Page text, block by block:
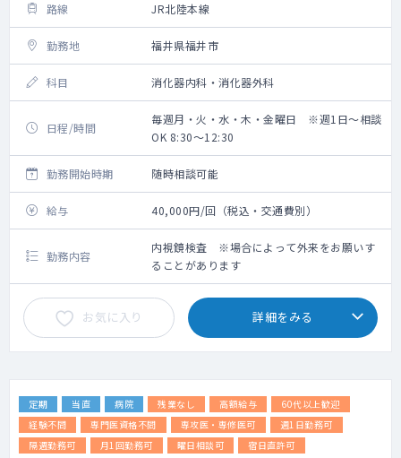
路線 JR北陸本線
勤務地 福井県福井市
科目 消化器内科・消化器外科
日程/時間
毎週月・火・水・木・金曜日 ※週1日～相談
OK 8:30～12:30
勤務開始時期 随時相談可能
給与 40,000円/回（税込・交通費別）
勤務内容
内視鏡検査 ※場合によって外来をお願いす
ることがあります
お気に入り 詳細をみる
定期 当直 病院 残業なし 高額給与
60代以上歓迎
経験不問
専門医資格不問 専攻医・専修医可
週1日勤務可
隔週勤務可
月1回勤務可 曜日相談可 宿日直許可